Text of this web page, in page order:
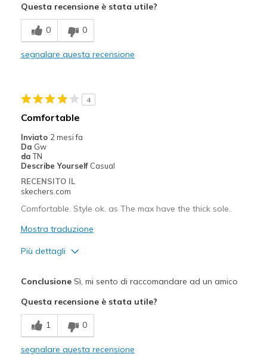
Breathe Well
Comfortable
Difetti
Migliori Utilizzi:
Going Out
Questa recensione è stata utile?
0 0
segnalare questa recensione
4
Comfortable
Inviato 2 mesi fa
Da Gw
da TN
Describe Yourself Casual
RECENSITO IL
skechers.com
Comfortable. Style ok. as The max have the thick sole.
Mostra traduzione
Più dettagli
Migliori Utilizzi:
Casual Wear
ConclusioneSì, mi sento di raccomandare ad un amico
Questa recensione è stata utile?
1 0
segnalare questa recensione